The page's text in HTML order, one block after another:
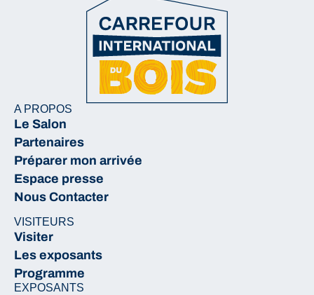
A PROPOS
Le Salon
Partenaires
Préparer mon arrivée
Espace presse
Nous Contacter
VISITEURS
Visiter
Les exposants
Programme
EXPOSANTS